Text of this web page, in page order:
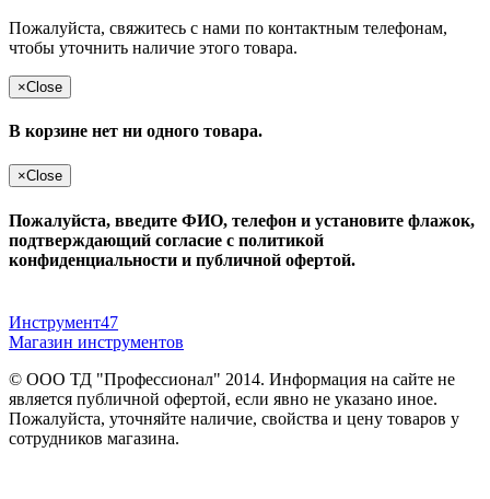
Пожалуйста, свяжитесь с нами по контактным телефонам,
чтобы уточнить наличие этого товара.
×Close
В корзине нет ни одного товара.
×Close
Пожалуйста, введите ФИО, телефон и установите флажок,
подтверждающий согласие с политикой
конфиденциальности и публичной офертой.
Инструмент47
Магазин инструментов
© ООО ТД "Профессионал" 2014. Информация на сайте не
является публичной офертой, если явно не указано иное.
Пожалуйста, уточняйте наличие, свойства и цену товаров у
сотрудников магазина.